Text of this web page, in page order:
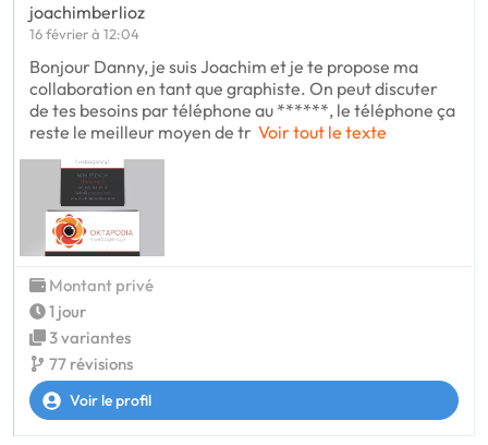
joachimberlioz
16 février à 12:04
Bonjour Danny, je suis Joachim et je te propose ma
collaboration en tant que graphiste. On peut discuter
de tes besoins par téléphone au ******, le téléphone ça
reste le meilleur moyen de tr Voir tout le texte
Montant privé
1 jour
3 variantes
77 révisions
Voir le profil